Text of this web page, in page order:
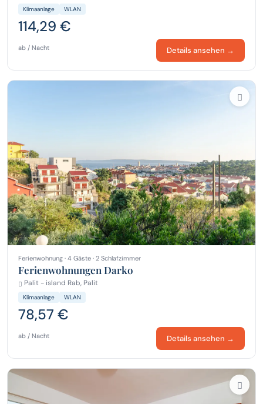
Klimaanlage WLAN
114,29 €
ab / Nacht Details ansehen →
Ferienwohnung · 4 Gäste · 2 Schlafzimmer
Ferienwohnungen Darko
Palit - island Rab, Palit
Klimaanlage WLAN
78,57 €
ab / Nacht Details ansehen →